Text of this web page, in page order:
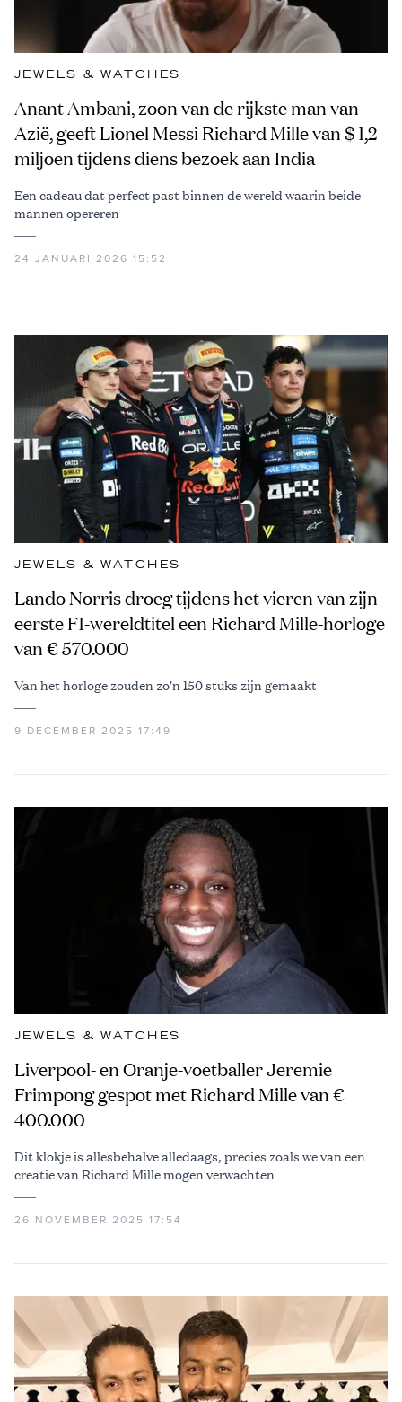
JEWELS & WATCHES
Anant Ambani, zoon van de rijkste man van
Azië, geeft Lionel Messi Richard Mille van $ 1,2
miljoen tijdens diens bezoek aan India
Een cadeau dat perfect past binnen de wereld waarin beide
mannen opereren
24 JANUARI 2026 15:52
JEWELS & WATCHES
Lando Norris droeg tijdens het vieren van zijn
eerste F1-wereldtitel een Richard Mille-horloge
van € 570.000
Van het horloge zouden zo'n 150 stuks zijn gemaakt
9 DECEMBER 2025 17:49
JEWELS & WATCHES
Liverpool- en Oranje-voetballer Jeremie
Frimpong gespot met Richard Mille van €
400.000
Dit klokje is allesbehalve alledaags, precies zoals we van een
creatie van Richard Mille mogen verwachten
26 NOVEMBER 2025 17:54